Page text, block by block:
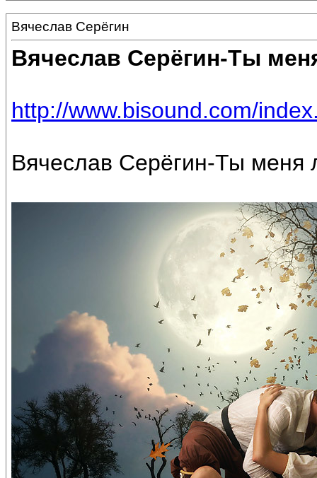
Вячеслав Серёгин
Вячеслав Серёгин-Ты
http://www.bisound.com/
Вячеслав Серёгин-Ты меня